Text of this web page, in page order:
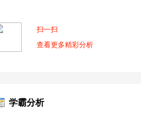
扫一扫
查看更多精彩分析
学霸分析